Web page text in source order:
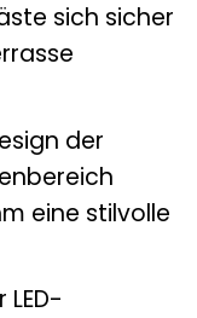
sich sicher
der
eine stilvolle